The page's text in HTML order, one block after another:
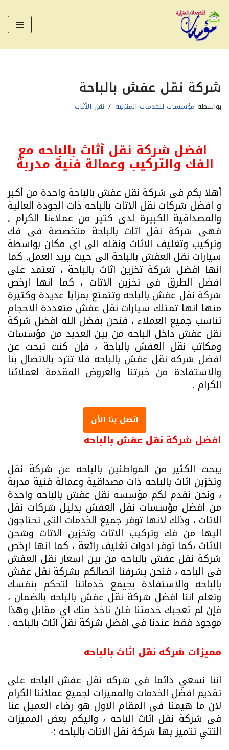
تخطى
المحتوى
شركة نقل عفش بالباحة
بواسطة مؤسسات للخدمات المنزلية نقل الأثاث
افضل شركة نقل أثاث بالباحه مع
الفك والتركيب وعمالة فنية مدربة
أهلا بكم فى شركة نقل عفش بالباحة واحدة من أكبر
و افضل شركات نقل الاثاث بالباحه ذات الجودة العالية
والمصداقية الكبيرة لدى كثير من عملاءنا الكرام ,
فهى شركة نقل اثاث بالباحة متخصصة فى فك
وتركيب وتغليف الاثاث ونقله الى اى مكان بواسطة
سيارات نقل العفش بالباحة الى حيث يريد العمل, كما
انها افضل شركة تخزين اثاث بالباحة ، تعتمد على
افضل الطرق فى تخزين الاثاث ، كما انها ارخص
شركة نقل عفش بالباحه وتتمتع بمزايا عديدة وكثيرة
منها انها تمتلك سيارات نقل عفش متعددة الاحجام
تناسب جميع العملاء ، فنحن بفضل الله افضل شركة
نقل عفش داخل الباحه من بين العديد من مؤسسات
ومكاتب نقل العفش بالباحة ، فإن كنت تبحث عن
افضل شركه نقل عفش بالباحه فلا تترد بالاتصال بنا
والاستفادة من خبرتنا والعروض المقدمة لعملائنا
الكرام .
اتصل بنا الأن
افضل شركة نقل عفش بالباحه
يبحث الكثير من المواطنين بالباحه عن شركة نقل
وتخزين اثاث بالباحه ذات مصداقية وعمالة فنية مدربة
، ونحن نقدم لكم مؤسسه نقل عفش بالباحه واحدة
من افضل مؤسسات نقل العفش بدليل شركات نقل
الاثاث ، وذلك لانها توفر جميع الخدمات التى تحتاجون
اليها من فك وتركيب الاثاث وتخزين الاثاث وشحن
الاثاث ،كما توفر ادوات تغليف رائعة ، كما انها ارخص
شركة نقل عفش بالباحه من بين اسعار نقل العفش
فى الباحه ، فنحن يشرفنا اتصالكم بشركة نقل عفش
بالباحه والاستفادة بجيمع خدماتنا لتحكم بنفسك
وتعلم اننا افضل شركة نقل عفش بالباحه بالضمان ،
فإن لم تعجبك خدمتنا فلن ناخذ منك اي مقابل وهذا
موجود فقط عندنا فى افضل شركة نقل اثاث بالباحه .
مميزات شركه نقل اثاث بالباحه
اننا نسعي دائما فى شركه نقل عفش الباحه على
تقديم افضل الخدمات والمميزات لجميع عملائنا الكرام
لان ما هيمنا فى المقام الاول هو رضاء العميل عنا
فى شركة نقل اثاث الباحه ، واليكم بعض المميزات
التتي تتميز بها شركة نقل الاثاث بالباحه :-